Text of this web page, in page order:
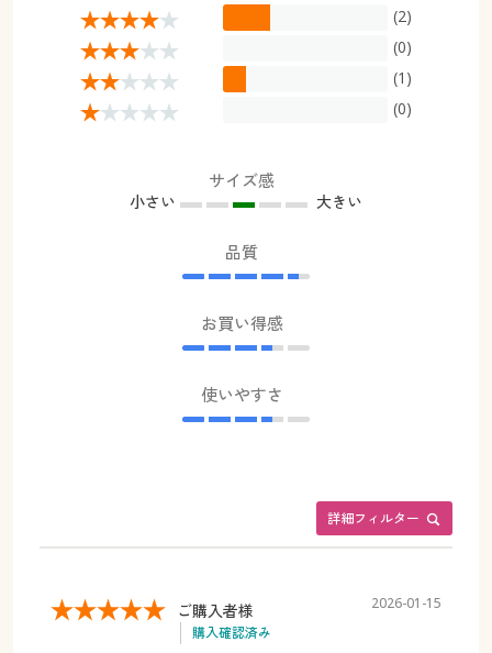
(2)
(0)
(1)
(0)
サイズ感
小さい 大きい
品質
お買い得感
使いやすさ
詳細フィルター
ご購入者様
購入確認済み
2026-01-15